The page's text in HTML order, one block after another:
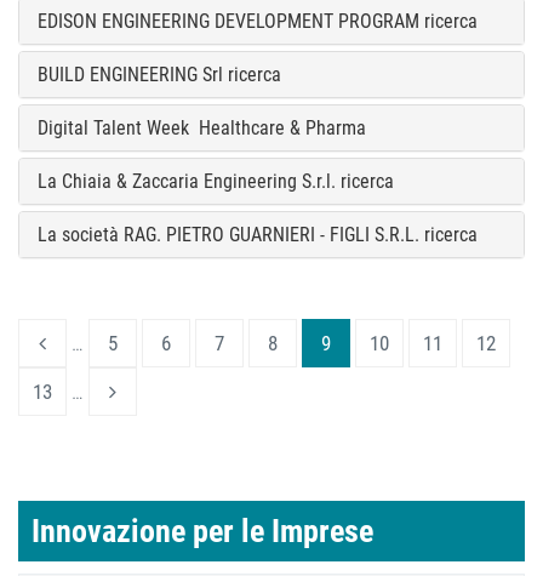
EDISON ENGINEERING DEVELOPMENT PROGRAM ricerca
BUILD ENGINEERING Srl ricerca
Digital Talent Week Healthcare & Pharma
La Chiaia & Zaccaria Engineering S.r.l. ricerca
La società RAG. PIETRO GUARNIERI - FIGLI S.R.L. ricerca
… 5 6 7 8 9 10 11
12
13
…
Innovazione per le Imprese